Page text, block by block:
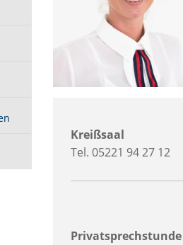
Kreißsaal
Tel. 05221 94 27 12
Privatsprechstunde